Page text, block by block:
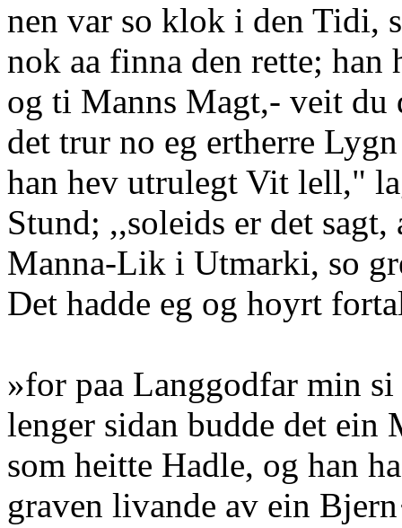
nen var so klok i den Tidi,
nok aa finna den rette;
og ti Manns Magt,- veit du
det trur no eg ertherre
han hev utrulegt Vit lell,"
Stund; ,,soleids er det
Manna-Lik i Utmarki, so
Det hadde eg og hoyrt
»for paa Langgodfar min
lenger sidan budde det ein
som heitte Hadle, og han
graven livande av ein